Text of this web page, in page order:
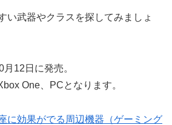
い武器やクラスを探してみましょ
12日に発売。
One、PCとなります。
に効果がでる周辺機器（ゲーミング